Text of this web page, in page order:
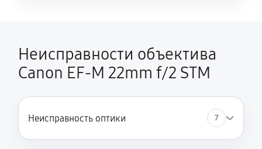
Неисправности объектива
Canon EF-M 22mm f/2 STM
Неисправность оптики 7